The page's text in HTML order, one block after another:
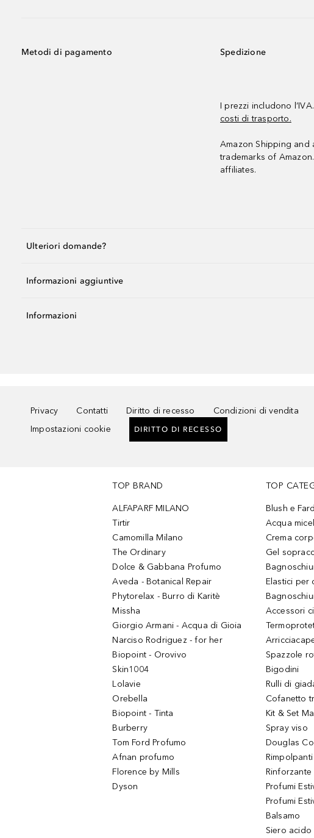
Metodi di pagamento Spedizione
I prezzi includono
costi di trasporto.
Amazon Shipping and
trademarks of
affiliates.
Ulteriori domande?
Informazioni aggiuntive
Informazioni
Privacy Contatti Diritto di recesso Condizioni di vendita
Impostazioni cookie
DIRITTO DI RECESSO
TOP BRAND
ALFAPARF MILANO
Tirtir
Camomilla Milano
The Ordinary
Dolce & Gabbana Profumo
Aveda - Botanical Repair
Phytorelax - Burro di Karitè
Missha
Giorgio Armani - Acqua di Gioia
Narciso Rodriguez - for her
Biopoint - Orovivo
Skin1004
Lolavie
Orebella
Biopoint - Tinta
Burberry
Tom Ford Profumo
Afnan profumo
Florence by Mills
Dyson
TOP
Blush e Fard
Acqua
Crema
Gel
Elastici per
Accessori
Spazzole
Bigodini
Rulli di
Cofanetto
Kit & Set
Spray viso
Douglas
Rinforzante
Profumi
Profumi
Balsamo
Siero acido